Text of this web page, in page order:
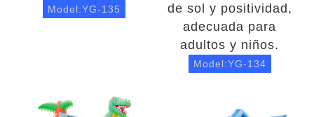
Model:YG-135
de sol y positividad,
adecuada para
adultos y niños.
Model:YG-134